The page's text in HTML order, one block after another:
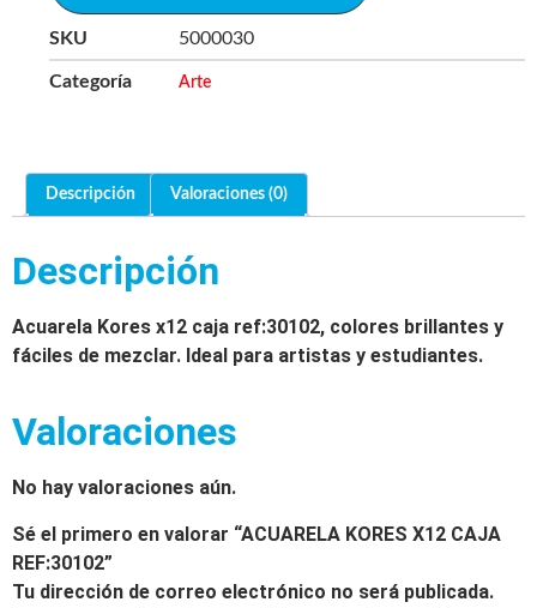
SKU 5000030
Categoría Arte
Descripción Valoraciones (0)
Descripción
Acuarela Kores x12 caja ref:30102, colores brillantes y
fáciles de mezclar. Ideal para artistas y estudiantes.
Valoraciones
No hay valoraciones aún.
Sé el primero en valorar “ACUARELA KORES X12 CAJA
REF:30102”
Tu dirección de correo electrónico no será publicada.